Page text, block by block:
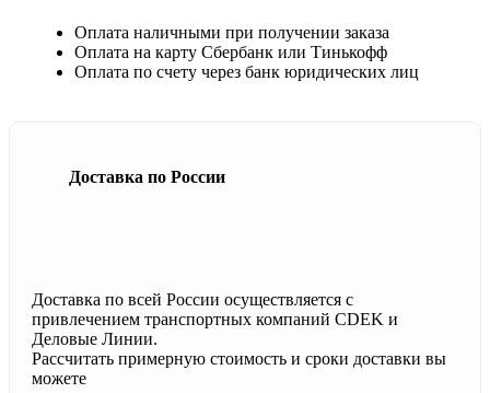
Оплата наличными при получении заказа
Оплата на карту Сбербанк или Тинькофф
Оплата по счету через банк юридических лиц
Доставка по России
Доставка по всей России осуществляется с
привлечением транспортных компаний CDEK и
Деловые Линии.
Рассчитать примерную стоимость и сроки доставки вы
можете